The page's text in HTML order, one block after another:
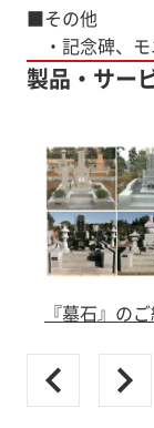
■その他
・記念碑、
製品・サー
『墓石』の